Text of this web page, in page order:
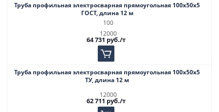
Труба профильная электросварная прямоугольная 100х50х5
ГОСТ, длина 12 м
100
12000
64 731 руб./т
Труба профильная электросварная прямоугольная 100х50х5
ТУ, длина 12 м
12000
62 711 руб./т